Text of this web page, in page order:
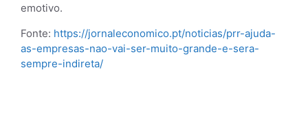
emotivo.
Fonte: https://jornaleconomico.pt/noticias/prr-ajuda-
as-empresas-nao-vai-ser-muito-grande-e-sera-
sempre-indireta/